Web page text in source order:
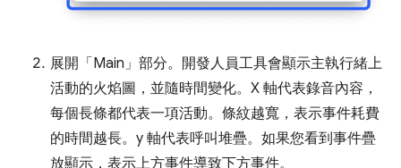
展開「Main」 部分。開發人員工具會顯示主執行緒上
活動的火焰圖，並隨時間變化。X 軸代表錄音內容，
每個長條都代表一項活動。條紋越寬，表示事件耗費
的時間越長。y 軸代表呼叫堆疊。如果您看到事件疊
放顯示，表示上方事件導致下方事件。